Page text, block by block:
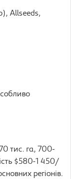
Allseeds,
тис. га, 700-
$580-1 450/
регіонів.